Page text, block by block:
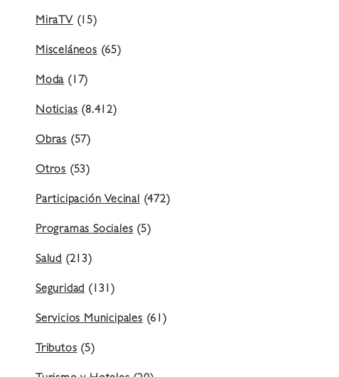
MiraTV(15)
Misceláneos(65)
Moda(17)
Noticias(8.412)
Obras (57)
Otros (53)
Participación Vecinal(472)
Programas Sociales(5)
Salud (213)
Seguridad(131)
Servicios Municipales(61)
Tributos(5)